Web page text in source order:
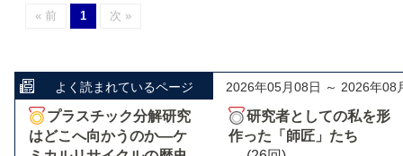
« 前 1 次 »
よく読まれているページ 2026年05月08日 ～ 2026年08
プラスチック分解研究
はどこへ向かうのか―ケ
研究者としての私を形
作った「師匠」たち